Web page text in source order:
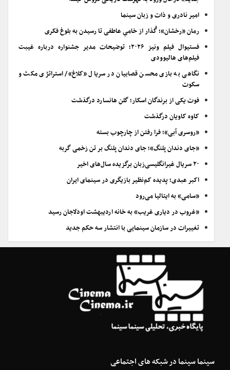
امیر نادری و ذات و زبان سینما
رمان «رخشان»؛ گُذار از خامیِ عاطفی تا رسیدن به بلوغ فکری
فستیوال فیلم ونیز ۲۰۲۶؛ توضیحات مدیر جشنواره درباره غیبت
فیلم‌های هالیوودی
نگاهی به بازی محسن قصابیان در سریال «کلاغ»/ استراتژی مکث و
سکوت
فوت یکی از برندگان اسکار؛ گلن هانسارد درگذشت
کاوه کاویان درگذشت
«روسری آبی»؛ فرا رفتن از چارچوب بسته
«جای دندان پلنگ»؛ جای دندان پلنگ بر تن زخمی گربه
۲۰ سریال غیرانگلیسی‌زبان برگزیده سال‌های اخیر
اکبر عبدی؛ پدیده کم‌نظیر بازیگری در سینمای ایران
«سامی» به ایتالیا می‌رود
«غروب در دیاری غریب» به خانه اردیبهشت اودلاجان رسید
تغییرات در سازمان سینمایی با انتشار سه حکم جدید
سینما سینما در شبکه های اجتماعی